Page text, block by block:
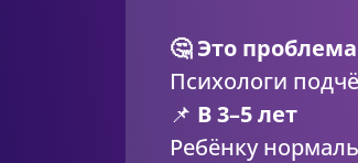
🤔 Это
Психологи
📌 В 3–5 лет
Ребёнку